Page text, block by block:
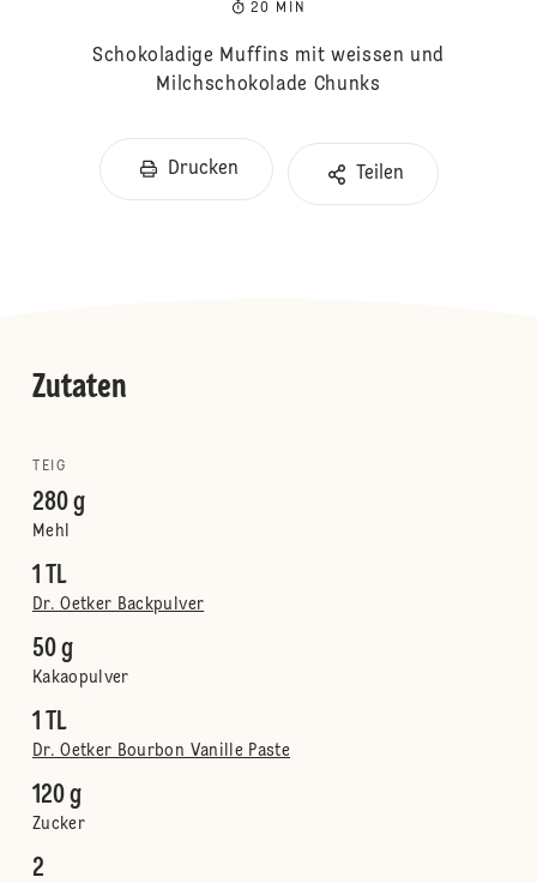
20 MIN
Schokoladige Muffins mit weissen und
Milchschokolade Chunks
Drucken Teilen
Zutaten
TEIG
280 g
Mehl
1 TL
Dr. Oetker Backpulver
50 g
Kakaopulver
1 TL
Dr. Oetker Bourbon Vanille Paste
120 g
Zucker
2